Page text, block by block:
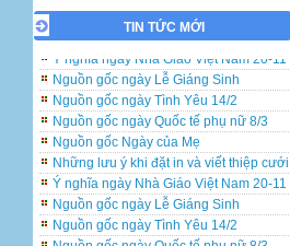
TIN TỨC MỚI
Những lưu ý khi đặt in và viết thiệp cưới
Nguồn gốc ngày Lễ Giáng Sinh
Nguồn gốc ngày Tình Yêu 14/2
Nguồn gốc ngày Quốc tế phụ nữ 8/3
Nguồn gốc Ngày của Mẹ
Những lưu ý khi đặt in và viết thiệp cưới
Ý nghĩa ngày Nhà Giáo Việt Nam 20-11
Nguồn gốc ngày Lễ Giáng Sinh
Nguồn gốc ngày Tình Yêu 14/2
Nguồn gốc ngày Quốc tế phụ nữ 8/3